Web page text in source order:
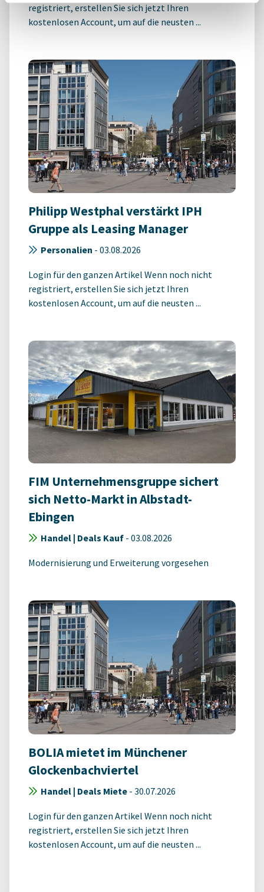
registriert, erstellen Sie sich jetzt Ihren
kostenlosen Account, um auf die neusten ...
Philipp Westphal verstärkt IPH
Gruppe als Leasing Manager
Personalien - 03.08.2026
Login für den ganzen Artikel Wenn noch nicht
registriert, erstellen Sie sich jetzt Ihren
kostenlosen Account, um auf die neusten ...
FIM Unternehmensgruppe sichert
sich Netto-Markt in Albstadt-
Ebingen
Handel | Deals Kauf - 03.08.2026
Modernisierung und Erweiterung vorgesehen
BOLIA mietet im Münchener
Glockenbachviertel
Handel | Deals Miete - 30.07.2026
Login für den ganzen Artikel Wenn noch nicht
registriert, erstellen Sie sich jetzt Ihren
kostenlosen Account, um auf die neusten ...